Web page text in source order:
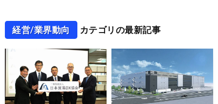
経営/業界動向 カテゴリの最新記事